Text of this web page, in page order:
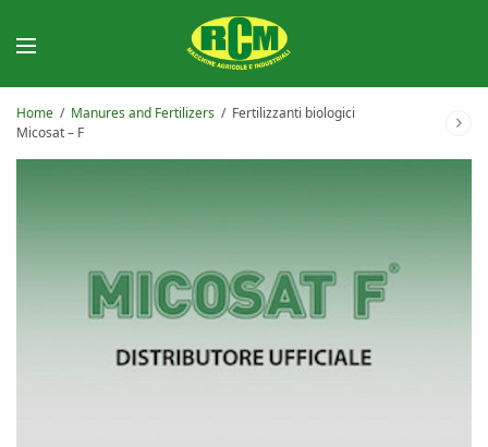
Home / Manures and Fertilizers / Fertilizzanti biologici
Micosat – F